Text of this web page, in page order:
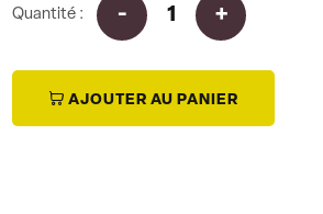
Quantité :
i AJOUTER AU PANIER